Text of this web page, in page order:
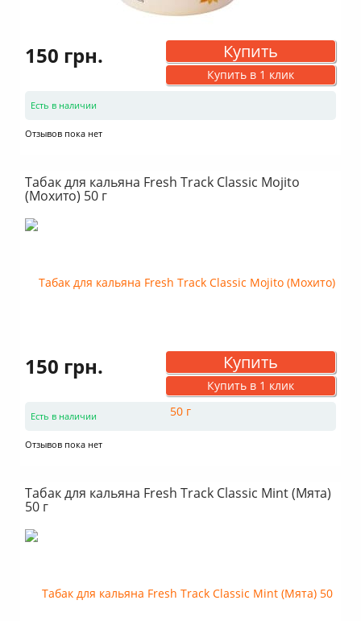
150 грн. Купить
Купить в 1 клик
Есть в наличии
Отзывов пока нет
Табак для кальяна Fresh Track Classic Mojito
(Мохито) 50 г
150 грн. Купить
Купить в 1 клик
Есть в наличии
Отзывов пока нет
Табак для кальяна Fresh Track Classic Mint (Мята)
50 г